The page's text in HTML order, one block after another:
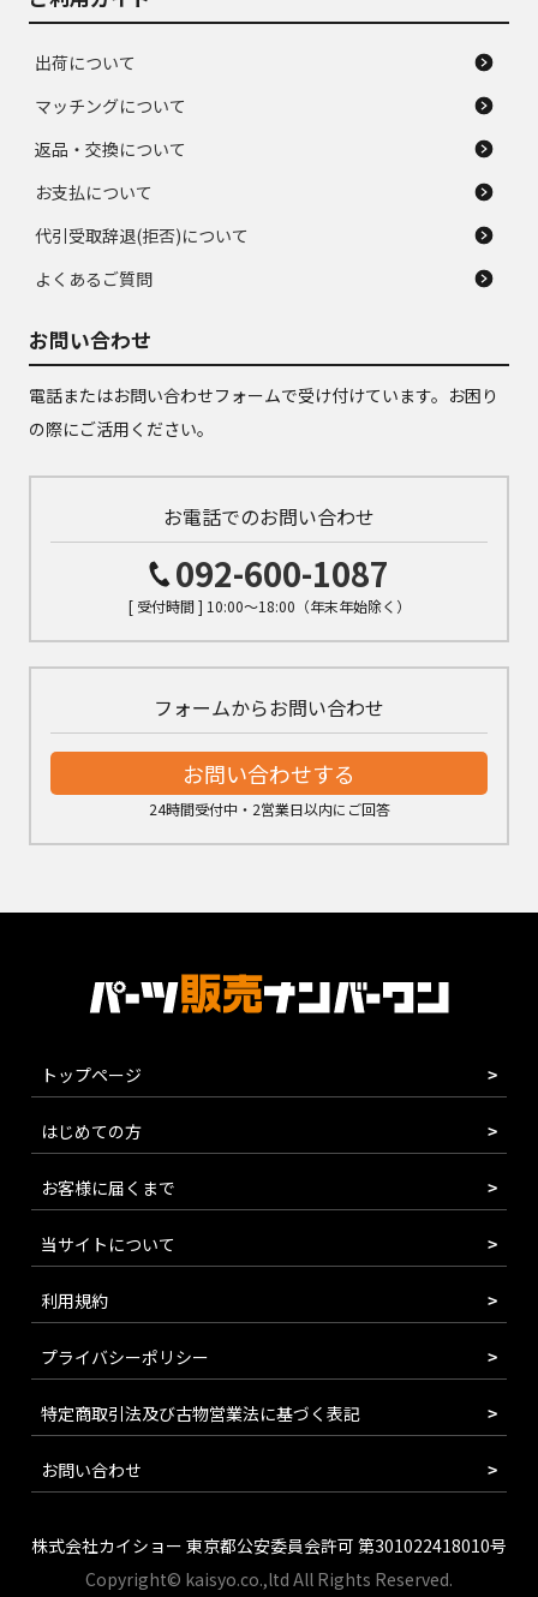
出荷について
マッチングについて
返品・交換について
お支払について
代引受取辞退(拒否)について
よくあるご質問
お問い合わせ
電話またはお問い合わせフォームで受け付けています。お困り
の際にご活用ください。
お電話でのお問い合わせ
092-600-1087
[ 受付時間 ] 10:00～18:00（年末年始除く）
フォームからお問い合わせ
お問い合わせする
24時間受付中・2営業日以内にご回答
トップページ
はじめての方
お客様に届くまで
当サイトについて
利用規約
プライバシーポリシー
特定商取引法及び古物営業法に基づく表記
お問い合わせ
株式会社カイショー 東京都公安委員会許可 第301022418010号
Copyright© kaisyo.co.,ltd All Rights Reserved.